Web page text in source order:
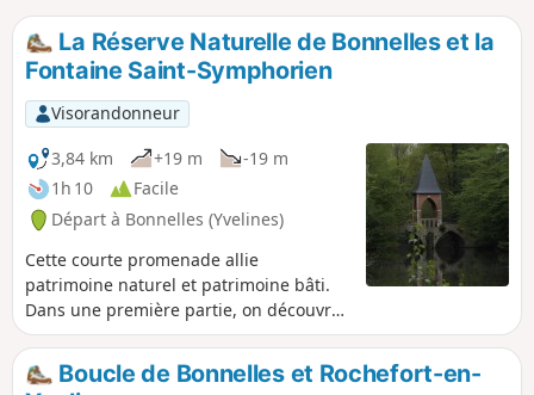
La Réserve Naturelle de Bonnelles et la
Fontaine Saint-Symphorien
Visorandonneur
3,84 km
+19 m
-19 m
1h 10
Facile
Départ à Bonnelles (Yvelines)
Cette courte promenade allie
patrimoine naturel et patrimoine bâti.
Dans une première partie, on découvre
Bonnelles et son ancien château en
suivant les sentes qui se faufilent dans
le village. Dans un second temps, on
Boucle de Bonnelles et Rochefort-en-